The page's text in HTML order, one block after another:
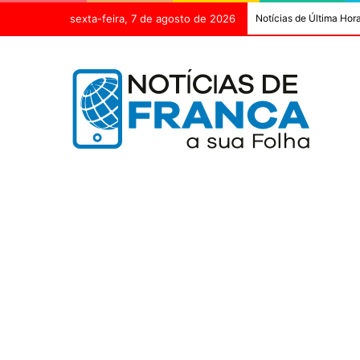
sexta-feira, 7 de agosto de 2026 Notícias de Última Hora